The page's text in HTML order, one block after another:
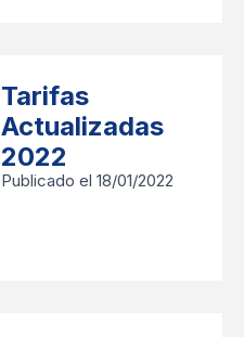
Tarifas
Actualizadas
2022
Publicado el 18/01/2022